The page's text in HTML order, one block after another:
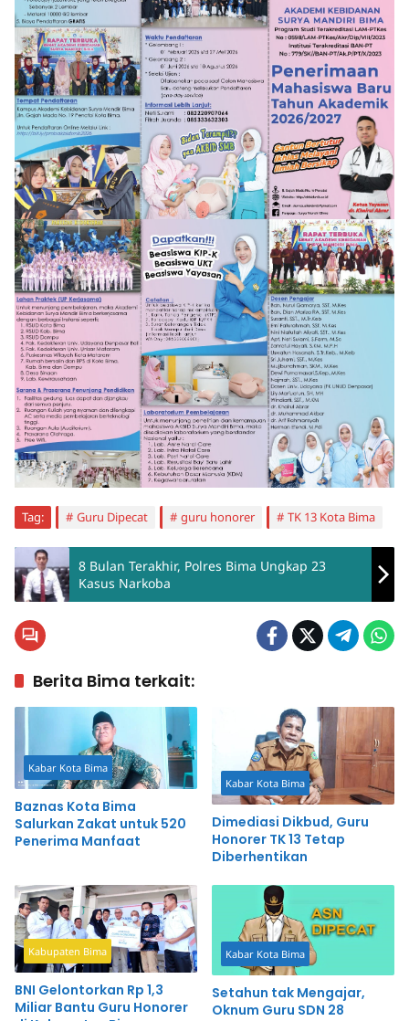
Tag: Guru Dipecat guru honorer TK 13 Kota Bima
8 Bulan Terakhir, Polres Bima Ungkap 23
Kasus Narkoba
Berita Bima terkait:
Kabar Kota Bima
Baznas Kota Bima
Salurkan Zakat untuk 520
Penerima Manfaat
Kabar Kota Bima
Dimediasi Dikbud, Guru
Honorer TK 13 Tetap
Diberhentikan
Kabupaten Bima
BNI Gelontorkan Rp 1,3
Miliar Bantu Guru Honorer
Kabar Kota Bima
Setahun tak Mengajar,
Oknum Guru SDN 28